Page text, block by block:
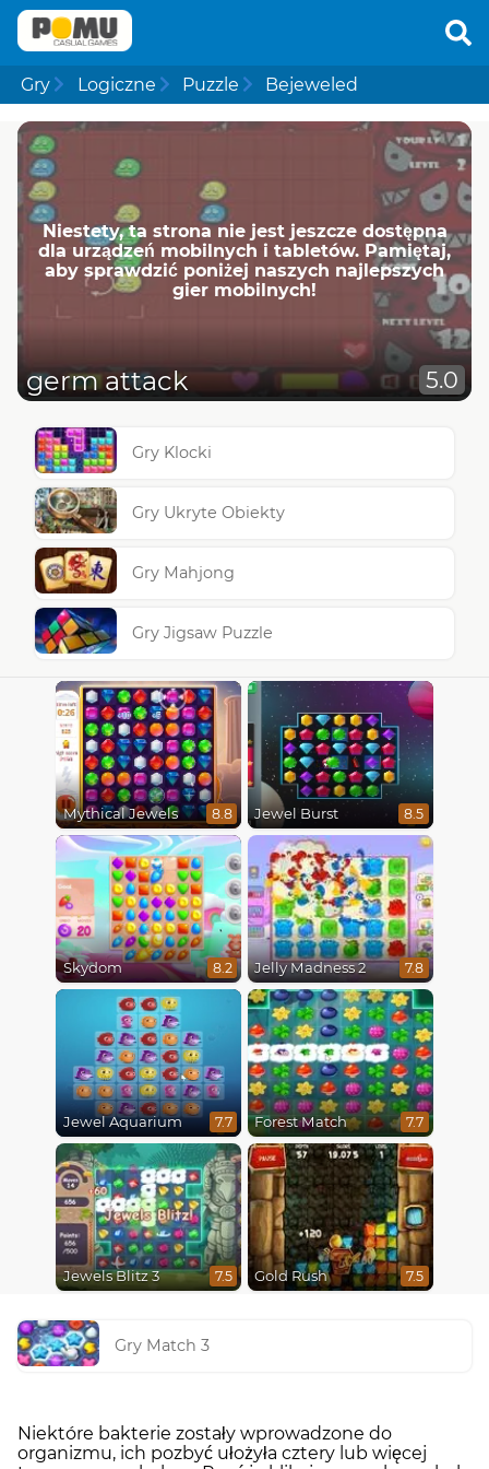
Gry Logiczne Puzzle Bejeweled
Niestety, ta strona nie jest jeszcze dostępna
dla urządzeń mobilnych i tabletów. Pamiętaj,
aby sprawdzić poniżej naszych najlepszych
gier mobilnych!
germ attack 5.0
Gry Klocki
Gry Ukryte Obiekty
Gry Mahjong
Gry Jigsaw Puzzle
Mythical Jewels 8.8 Jewel Burst 8.5
Skydom 8.2 Jelly Madness 2 7.8
Jewel Aquarium 7.7 Forest Match 7.7
Jewels Blitz 3 7.5 Gold Rush 7.5
Gry Match 3
Niektóre bakterie zostały wprowadzone do
organizmu, ich pozbyć ułożyła cztery lub więcej